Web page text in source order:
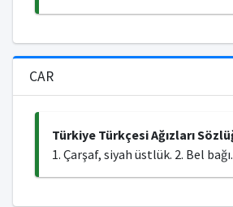
CAR
Türkiye Türkçesi Ağızları
1. Çarşaf, siyah üstlük. 2. Bel bağı.